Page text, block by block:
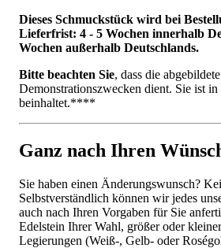
Dieses Schmuckstück wird bei
Lieferfrist: 4 - 5 Wochen innerhalb
Wochen außerhalb Deutschlands.
Bitte beachten Sie, dass die
Demonstrationszwecken dient. Sie ist
beinhaltet.****
Ganz nach Ihren
Sie haben einen Änderungswunsch?
Selbstverständlich können wir jedes
auch nach Ihren Vorgaben für Sie
Edelstein Ihrer Wahl, größer oder
Legierungen (Weiß-, Gelb- oder